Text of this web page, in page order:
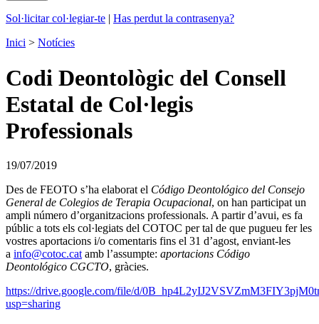
Sol·licitar col·legiar-te | Has perdut la contrasenya?
Inici > Notícies
Codi Deontològic del Consell
Estatal de Col·legis
Professionals
19/07/2019
Des de FEOTO s’ha elaborat el Código Deontológico del Consejo
General de Colegios de Terapia Ocupacional, on han participat un
ampli número d’organitzacions professionals. A partir d’avui, es fa
públic a tots els col·legiats del COTOC per tal de que pugueu fer les
vostres aportacions i/o comentaris fins el 31 d’agost, enviant-les
a info@cotoc.cat amb l’assumpte: aportacions Código
Deontológico CGCTO, gràcies.
https://drive.google.com/file/d/
usp=sharing